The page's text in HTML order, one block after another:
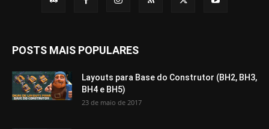
POSTS MAIS POPULARES
Layouts para Base do Construtor (BH2, BH3,
BH4 e BH5)
23 de maio de 2017